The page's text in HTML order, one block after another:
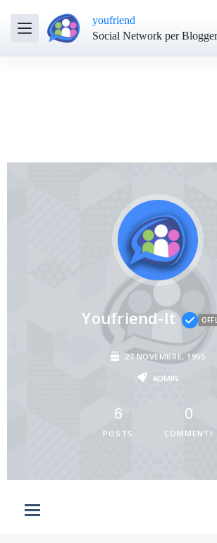
youfriend
Social Network per Blogger
Youfriend-It
27 NOVEMBRE, 1955
ADMIN
6
POSTS
0
COMMENTI